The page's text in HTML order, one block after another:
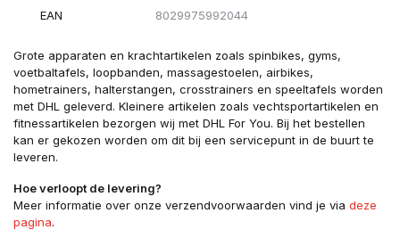
EAN 8029975992044
Grote apparaten en krachtartikelen zoals spinbikes, gyms,
voetbaltafels, loopbanden, massagestoelen, airbikes,
hometrainers, halterstangen, crosstrainers en speeltafels worden
met DHL geleverd. Kleinere artikelen zoals vechtsportartikelen en
fitnessartikelen bezorgen wij met DHL For You. Bij het bestellen
kan er gekozen worden om dit bij een servicepunt in de buurt te
leveren.
Hoe verloopt de levering?
Meer informatie over onze verzendvoorwaarden vind je via deze
pagina.